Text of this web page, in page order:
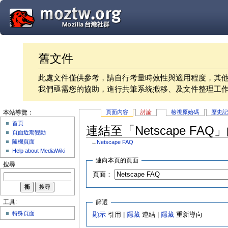
舊文件
此處文件僅供參考，請自行考量時效性與適用程度，其
我們亟需您的協助，進行共筆系統搬移、及文件整理工
頁面內容 討論 檢視原始碼 歷史
連結至「Netscape FAQ
← Netscape FAQ
連向本頁的頁面
頁面：
篩選
顯示 引用 | 隱藏 連結 | 隱藏 重新導向
本站導覽：
首頁
頁面近期變動
隨機頁面
Help about MediaWiki
搜尋
工具:
特殊頁面